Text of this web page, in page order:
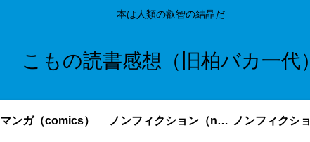
本は人類の叡智の結晶だ
こもの読書感想（旧柏バカ一代）
マンガ（comics） ノンフィクション（nonfiction）更新順